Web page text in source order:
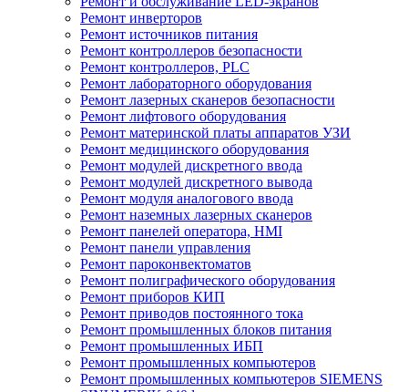
Ремонт инверторов
Ремонт источников питания
Ремонт контроллеров безопасности
Ремонт контроллеров, PLC
Ремонт лабораторного оборудования
Ремонт лазерных сканеров безопасности
Ремонт лифтового оборудования
Ремонт материнской платы аппаратов УЗИ
Ремонт медицинского оборудования
Ремонт модулей дискретного ввода
Ремонт модулей дискретного вывода
Ремонт модуля аналогового ввода
Ремонт наземных лазерных сканеров
Ремонт панелей оператора, HMI
Ремонт панели управления
Ремонт пароконвектоматов
Ремонт полиграфического оборудования
Ремонт приборов КИП
Ремонт приводов постоянного тока
Ремонт промышленных блоков питания
Ремонт промышленных ИБП
Ремонт промышленных компьютеров
Ремонт промышленных компьютеров SIEMENS